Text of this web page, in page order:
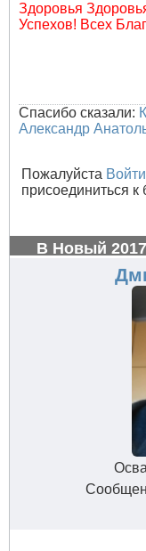
Здоровья
Успехов! Всех
Спасибо сказали:
Александр
Пожалуйста Войти
присоединиться к
В Новый